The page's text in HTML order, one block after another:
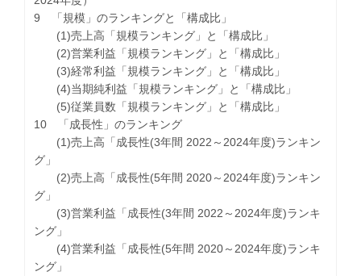
9 「規模」のランキングと「構成比」
(1)売上高「規模ランキング」と「構成比」
(2)営業利益「規模ランキング」と「構成比」
(3)経常利益「規模ランキング」と「構成比」
(4)当期純利益「規模ランキング」と「構成比」
(5)従業員数「規模ランキング」と「構成比」
10 「成長性」のランキング
(1)売上高「成長性(3年間 2022～2024年度)ランキン
グ」
(2)売上高「成長性(5年間 2020～2024年度)ランキン
グ」
(3)営業利益「成長性(3年間 2022～2024年度)ランキ
ング」
(4)営業利益「成長性(5年間 2020～2024年度)ランキ
ング」